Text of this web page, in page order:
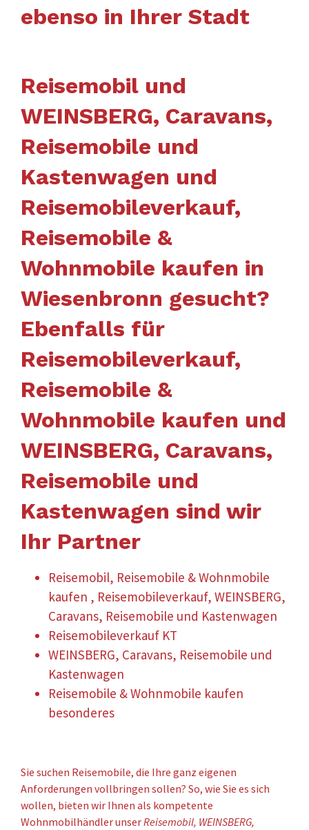
ebenso in Ihrer Stadt
Reisemobil und
WEINSBERG, Caravans,
Reisemobile und
Kastenwagen und
Reisemobileverkauf,
Reisemobile &
Wohnmobile kaufen in
Wiesenbronn gesucht?
Ebenfalls für
Reisemobileverkauf,
Reisemobile &
Wohnmobile kaufen und
WEINSBERG, Caravans,
Reisemobile und
Kastenwagen sind wir
Ihr Partner
Reisemobil, Reisemobile & Wohnmobile
kaufen , Reisemobileverkauf, WEINSBERG,
Caravans, Reisemobile und Kastenwagen
Reisemobileverkauf KT
WEINSBERG, Caravans, Reisemobile und
Kastenwagen
Reisemobile & Wohnmobile kaufen
besonderes
Sie suchen Reisemobile, die Ihre ganz eigenen
Anforderungen vollbringen sollen? So, wie Sie es sich
wollen, bieten wir Ihnen als kompetente
Wohnmobilhändler unserReisemobil, WEINSBERG,